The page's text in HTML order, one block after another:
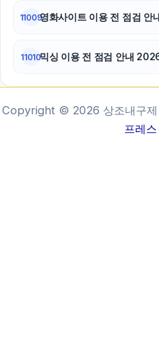
11009영화사이트 이용 전 점검
11010믹싱 이용 전 점검 안내
Copyright © 2026 상조내구
프레